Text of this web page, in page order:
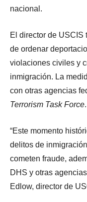
nacional.
El director de USCIS
de ordenar
violaciones civiles y
inmigración. La
con otras agencias
Terrorism Task Force.
“Este momento
delitos de
cometen fraude,
DHS y otras
Edlow, director de